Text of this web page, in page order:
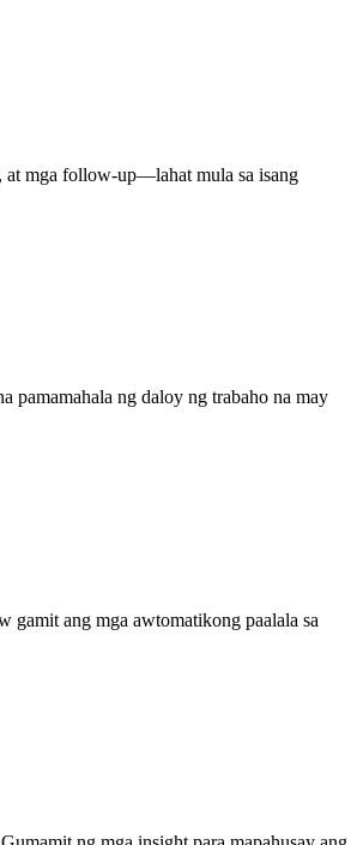
at mga follow-up—lahat mula sa isang
pamamahala ng daloy ng trabaho na may
gamit ang mga awtomatikong paalala sa